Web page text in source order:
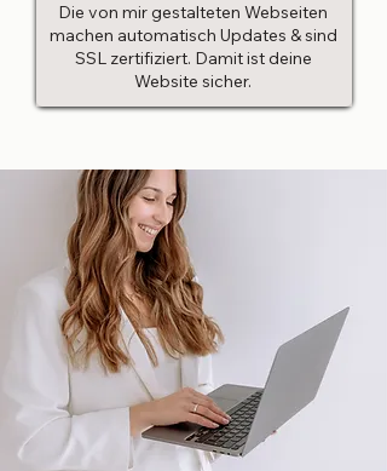
Die von mir gestalteten Webseiten
machen automatisch Updates & sind
SSL zertifiziert. Damit ist deine
Website sicher.